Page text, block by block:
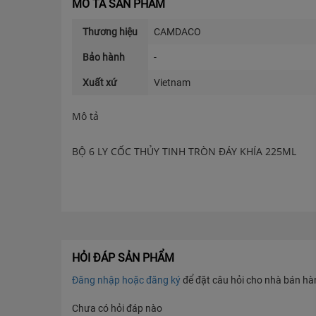
MÔ TẢ SẢN PHẨM
Thương hiệu CAMDACO
Bảo hành -
Xuất xứ Vietnam
Mô tả
BỘ 6 LY CỐC THỦY TINH TRÒN ĐÁY KHÍA 225ML
Khi dùng Bạn Uống một ly cafe đá đậm Thì Ly
vẹn. Chiếc ly cũng đóng vai trò nhất định trong
Ly uống cũng có nhiều loại, nhiều kiểu phù hợp
Hiện tại ly thủy tinh cafe không đơn thuần là một
cổ điển , thậm chí rất tinh tế để tôn lên vị cafe
Tại đây, mời các bạn cùng tìm hiểu sản phẩm Ly
Chiều cao: 8.4cm
Đường kính miệng: 7.1cm
HỎI ĐÁP SẢN PHẨM
Đăng nhập hoặc đăng kýđể đặt câu hỏi cho nhà bán
Chưa có hỏi đáp nào